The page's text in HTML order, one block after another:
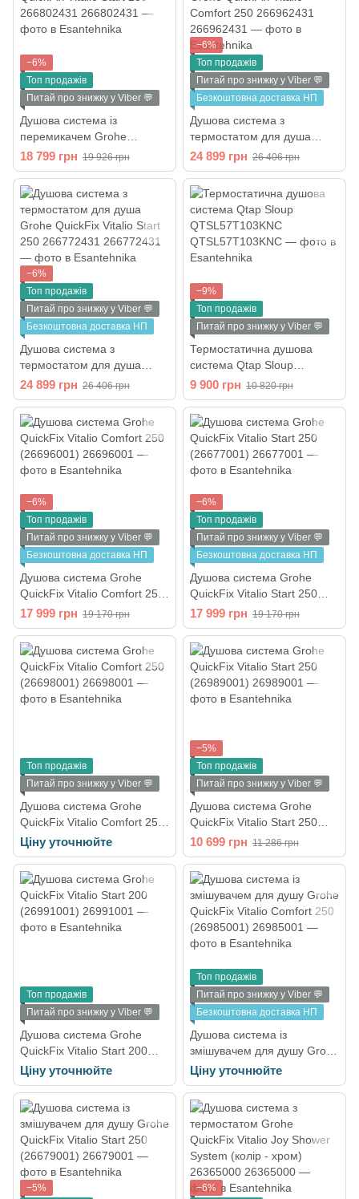
−6%
Топ продажів
Питай про знижку у Viber 💬
Душова система із
перемикачем Grohe
QuickFix Vitalio Start 250
266802431
18 799 грн 19 926 грн
−6%
Топ продажів
Питай про знижку у Viber 💬
Безкоштовна доставка НП
Душова система з
термостатом для душа
Grohe QuickFix Vitalio
Comfort 250 266962431
24 899 грн 26 406 грн
−6%
Топ продажів
Питай про знижку у Viber 💬
Безкоштовна доставка НП
Душова система з
термостатом для душа
Grohe QuickFix Vitalio Start
250 266772431
24 899 грн 26 406 грн
−9%
Топ продажів
Питай про знижку у Viber 💬
Термостатична душова
система Qtap Sloup
QTSL57T103KNC
9 900 грн 10 820 грн
−6%
Топ продажів
Питай про знижку у Viber 💬
Безкоштовна доставка НП
Душова система Grohe
QuickFix Vitalio Comfort 250
(26696001)
17 999 грн 19 170 грн
−6%
Топ продажів
Питай про знижку у Viber 💬
Безкоштовна доставка НП
Душова система Grohe
QuickFix Vitalio Start 250
(26677001)
17 999 грн 19 170 грн
Топ продажів
Питай про знижку у Viber 💬
Душова система Grohe
QuickFix Vitalio Comfort 250
(26698001)
Ціну уточнюйте
−5%
Топ продажів
Питай про знижку у Viber 💬
Душова система Grohe
QuickFix Vitalio Start 250
(26989001)
10 699 грн 11 286 грн
Топ продажів
Питай про знижку у Viber 💬
Душова система Grohe
QuickFix Vitalio Start 200
(26991001)
Ціну уточнюйте
Топ продажів
Питай про знижку у Viber 💬
Безкоштовна доставка НП
Душова система із
змішувачем для душу Grohe
QuickFix Vitalio Comfort 250
(26985001)
Ціну уточнюйте
−5%
−6%